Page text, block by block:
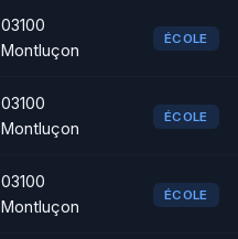
03100
Montluçon
ÉCOLE
03100
Montluçon
ÉCOLE
03100
Montluçon
ÉCOLE